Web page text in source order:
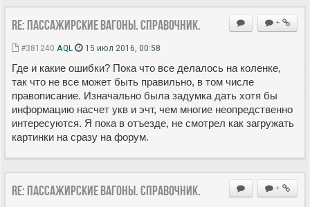
+
Re: Пассажирские вагоны. Справочник.
#381240 AQL 15 июл 2016, 00:58
Где и какие ошибки? Пока что все делалось на коленке,
так что не все может быть правильно, в том числе
правописание. Изначально была задумка дать хотя бы
информацию насчет укв и эчт, чем многие неопредственно
интересуются. Я пока в отъезде, не смотрел как загружать
картинки на сразу на форум.
+
Re: Пассажирские вагоны. Справочник.